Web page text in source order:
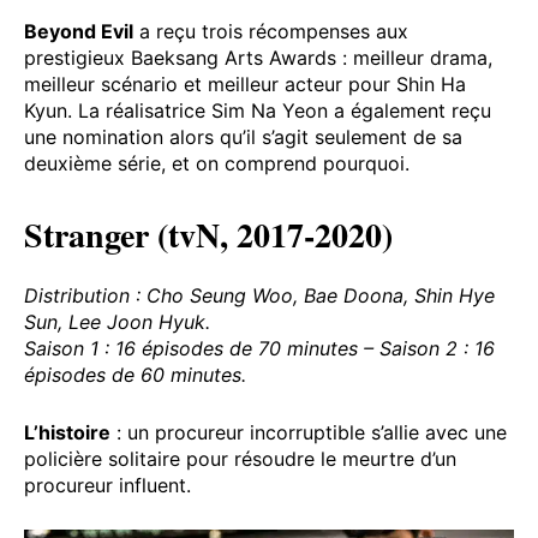
Beyond Evil a reçu trois récompenses aux
prestigieux Baeksang Arts Awards : meilleur drama,
meilleur scénario et meilleur acteur pour Shin Ha
Kyun. La réalisatrice Sim Na Yeon a également reçu
une nomination alors qu’il s’agit seulement de sa
deuxième série, et on comprend pourquoi.
Stranger (tvN, 2017-2020)
Distribution : Cho Seung Woo, Bae Doona, Shin Hye
Sun, Lee Joon Hyuk.
Saison 1 : 16 épisodes de 70 minutes – Saison 2 : 16
épisodes de 60 minutes.
L’histoire : un procureur incorruptible s’allie avec une
policière solitaire pour résoudre le meurtre d’un
procureur influent.